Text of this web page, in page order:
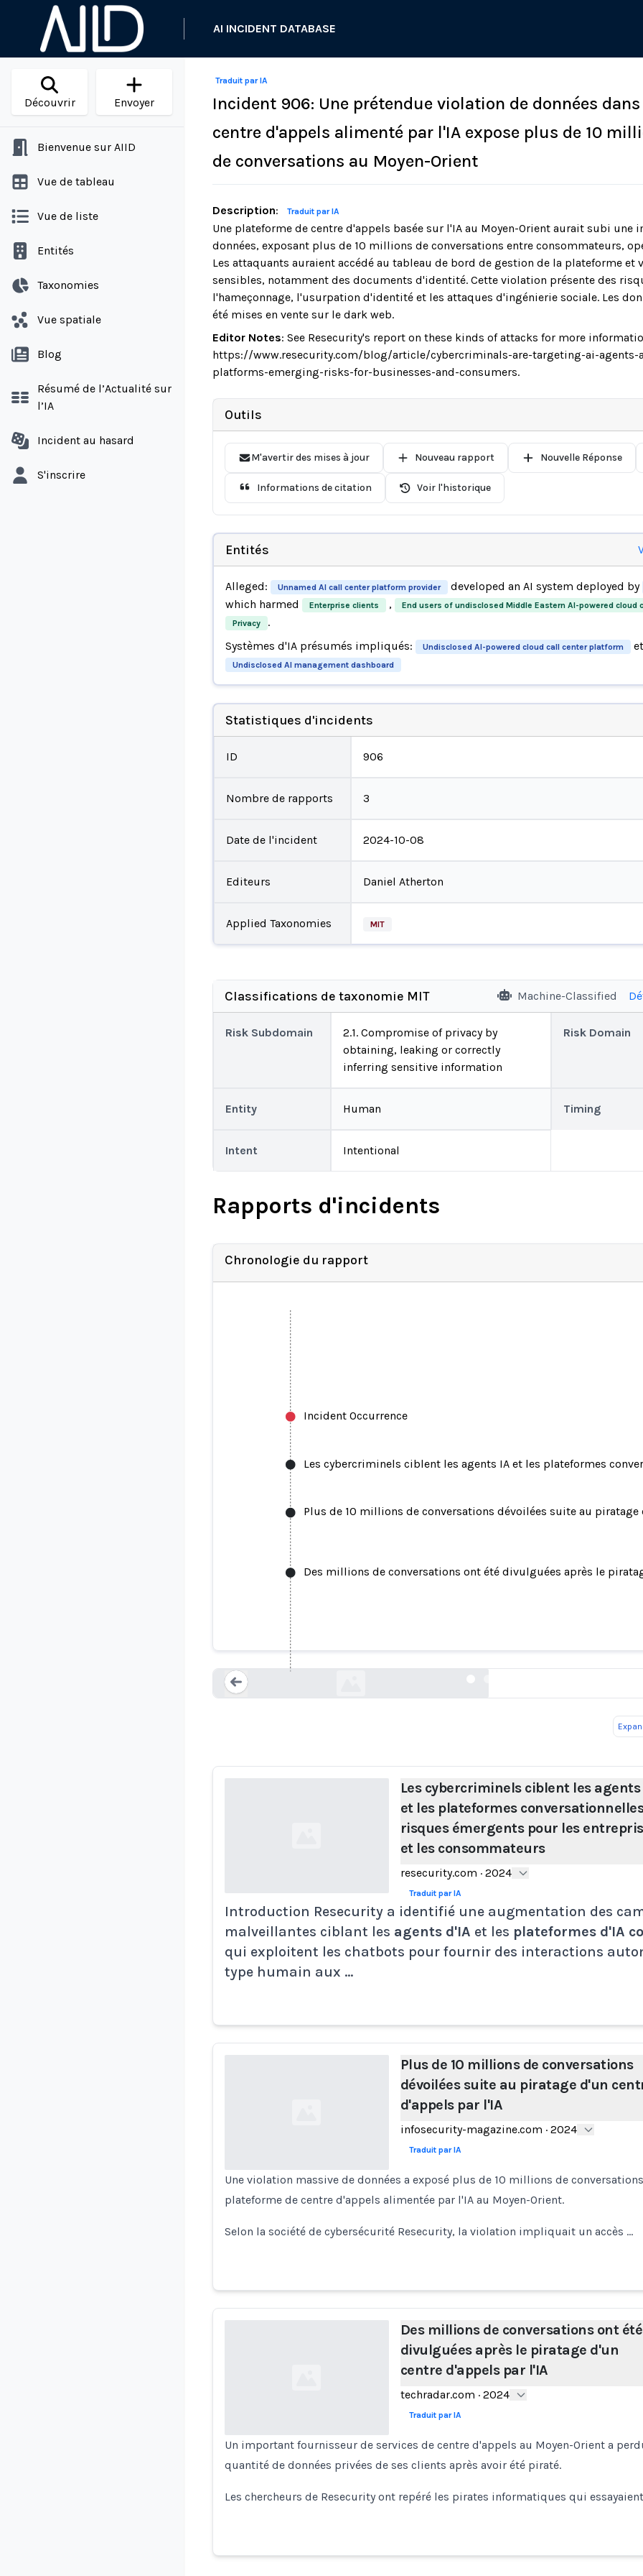
AI INCIDENT DATABASE
Découvrir Envoyer
Bienvenue sur AIID
Vue de tableau
Vue de liste
Entités
Taxonomies
Vue spatiale
Blog
Résumé de l’Actualité sur
l’IA
Incident au hasard
S'inscrire
Traduit par IA
Incident 906: Une prétendue violation de données
centre d'appels alimenté par l'IA expose plus de 10
de conversations au Moyen-Orient
Description: Traduit par IA
Une plateforme de centre d'appels basée sur l'IA au Moyen-Orient aurait subi une
données, exposant plus de 10 millions de conversations entre consommateurs,
Les attaquants auraient accédé au tableau de bord de gestion de la plateforme et
sensibles, notamment des documents d'identité. Cette violation présente des
l'hameçonnage, l'usurpation d'identité et les attaques d'ingénierie sociale. Les
été mises en vente sur le dark web.
Editor Notes: See Resecurity's report on these kinds of attacks for more
https://www.resecurity.com/blog/article/cybercriminals-are-targeting-ai-agents-
platforms-emerging-risks-for-businesses-and-consumers.
Outils
M'avertir des mises à jour Nouveau rapport Nouvelle Réponse
Informations de citation Voir l'historique
Entités
Alleged: Unnamed AI call center platform provider developed an AI system deployed by
which harmed
Enterprise clients , End users of undisclosed Middle Eastern AI-powered cloud
Privacy
.
Systèmes d'IA présumés impliqués:
Undisclosed AI-powered cloud call center platform et
Undisclosed AI management dashboard
Statistiques d'incidents
ID 906
Nombre de rapports 3
Date de l'incident 2024-10-08
Editeurs Daniel Atherton
Applied Taxonomies MIT
Classifications de taxonomie MIT Machine-Classified
Risk Subdomain
2.1. Compromise of privacy by
obtaining, leaking or correctly
inferring sensitive information
Risk Domain
Entity Human Timing
Intent Intentional
Rapports d'incidents
Chronologie du rapport
Incident Occurrence
Les cybercriminels ciblent les agents IA et les plateformes
Plus de 10 millions de conversations dévoilées suite au piratage
Des millions de conversations ont été divulguées après le
Loading...
conversationnelles : risques émergents pour les
Les cybercriminels ciblent les agents
et les plateformes
risques émergents pour les
et les consommateurs
resecurity.com · 2024
Traduit par IA
Introduction Resecurity a identifié une augmentation des
malveillantes ciblant les agents d'IA et les plateformes d'IA
qui exploitent les chatbots pour fournir des interactions
type humain aux …
Plus de 10 millions de conversations
dévoilées suite au piratage d'un
d'appels par l'IA
infosecurity-magazine.com · 2024
Traduit par IA
Une violation massive de données a exposé plus de 10 millions de
plateforme de centre d'appels alimentée par l'IA au Moyen-Orient.
Selon la société de cybersécurité Resecurity, la violation impliquait un accès …
Des millions de conversations ont été
divulguées après le piratage d'un
centre d'appels par l'IA
techradar.com · 2024
Traduit par IA
Un important fournisseur de services de centre d'appels au Moyen-Orient a
quantité de données privées de ses clients après avoir été piraté.
Les chercheurs de Resecurity ont repéré les pirates informatiques qui